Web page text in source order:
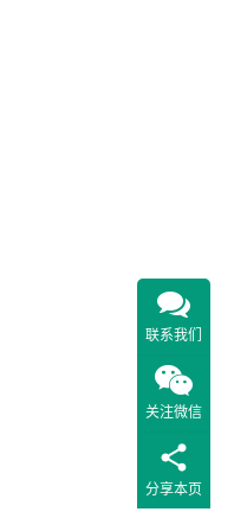
联系我们
关注微信
分享本页